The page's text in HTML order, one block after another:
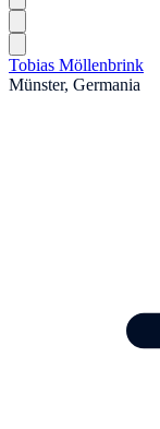
Tobias Möllenbrink
Münster, Germania